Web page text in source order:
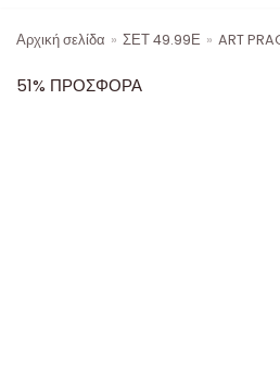
Αρχική σελίδα » ΣΕΤ 49.99Ε » ART
51% ΠΡΟΣΦΟΡΑ